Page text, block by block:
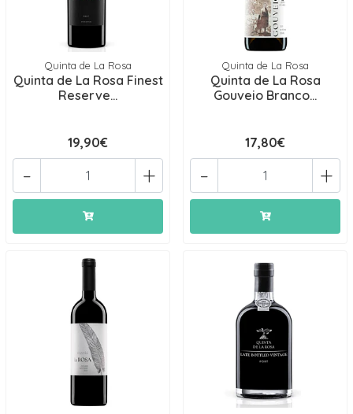
Quinta de La Rosa
Quinta de La Rosa Finest
Reserve...
19,90€
+
-
Quinta de La Rosa
Quinta de La Rosa
Gouveio Branco...
17,80€
+
-